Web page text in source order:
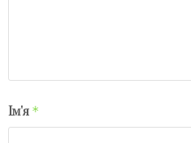
Ім'я *